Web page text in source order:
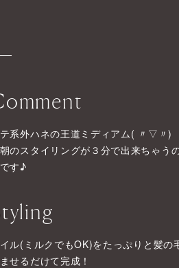
系外ハネの王道ミディアム( 〃▽〃)
のスタイリングが３分で出来ちゃう
す♪
ル(ミルクでもOK)をたっぷりと髪の
せるだけて完成！